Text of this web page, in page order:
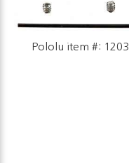
Pololu item #: 1203